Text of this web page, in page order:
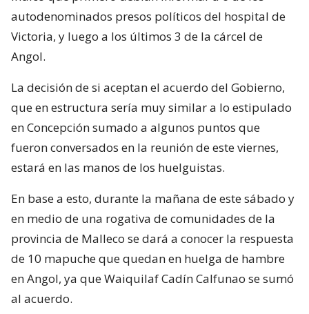
autodenominados presos políticos del hospital de
Victoria, y luego a los últimos 3 de la cárcel de
Angol.
La decisión de si aceptan el acuerdo del Gobierno,
que en estructura sería muy similar a lo estipulado
en Concepción sumado a algunos puntos que
fueron conversados en la reunión de este viernes,
estará en las manos de los huelguistas.
En base a esto, durante la mañana de este sábado y
en medio de una rogativa de comunidades de la
provincia de Malleco se dará a conocer la respuesta
de 10 mapuche que quedan en huelga de hambre
en Angol, ya que Waiquilaf Cadín Calfunao se sumó
al acuerdo.